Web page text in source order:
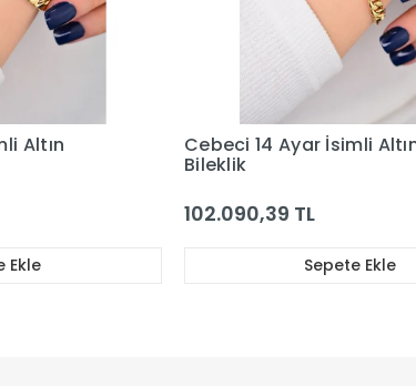
Altın
Ekle
Cebeci 14 Ayar İsimli
Bileklik
102.090,39 TL
Sepete Ekle